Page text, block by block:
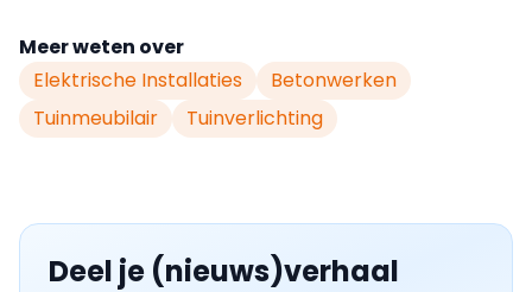
Meer weten over
Elektrische Installaties
Betonwerken
Tuinmeubilair
Tuinverlichting
Deel je (nieuws)verhaal